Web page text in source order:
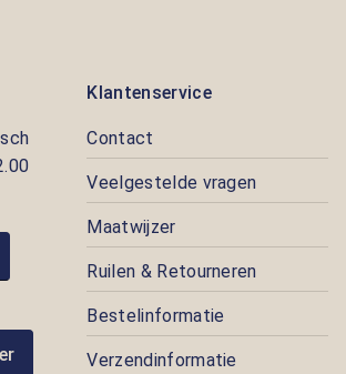
Klantenservice
Contact
Veelgestelde vragen
Maatwijzer
Ruilen & Retourneren
Bestelinformatie
Verzendinformatie